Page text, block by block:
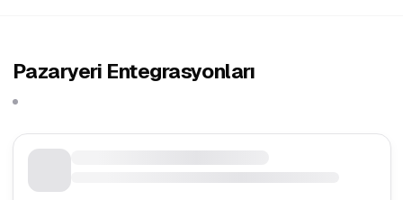
Pazaryeri Entegrasyonları